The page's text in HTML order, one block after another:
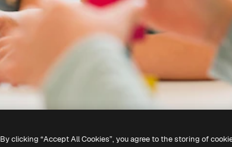
By clicking “Accept All Cookies”, you agree to the storing of